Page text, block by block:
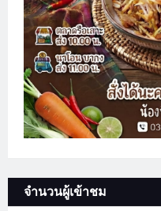
จำนวนผู้เข้าชม